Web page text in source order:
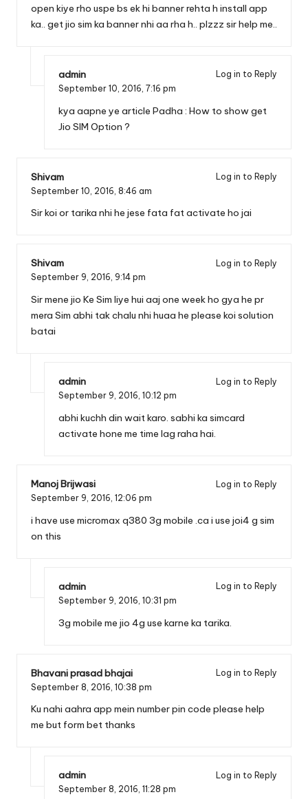
open kiye rho uspe bs ek hi banner rehta h install app
ka.. get jio sim ka banner nhi aa rha h.. plzzz sir help me..
admin
Log in to Reply
September 10, 2016, 7:16 pm
kya aapne ye article Padha : How to show get
Jio SIM Option ?
Shivam
Log in to Reply
September 10, 2016, 8:46 am
Sir koi or tarika nhi he jese fata fat activate ho jai
Shivam
Log in to Reply
September 9, 2016, 9:14 pm
Sir mene jio Ke Sim liye hui aaj one week ho gya he pr
mera Sim abhi tak chalu nhi huaa he please koi solution
batai
admin
Log in to Reply
September 9, 2016, 10:12 pm
abhi kuchh din wait karo. sabhi ka simcard
activate hone me time lag raha hai.
Manoj Brijwasi
Log in to Reply
September 9, 2016, 12:06 pm
i have use micromax q380 3g mobile .ca i use joi4 g sim
on this
admin
Log in to Reply
September 9, 2016, 10:31 pm
3g mobile me jio 4g use karne ka tarika.
Bhavani prasad bhajai
Log in to Reply
September 8, 2016, 10:38 pm
Ku nahi aahra app mein number pin code please help
me but form bet thanks
admin
Log in to Reply
September 8, 2016, 11:28 pm